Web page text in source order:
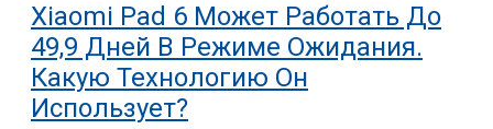
Xiaomi Pad 6 Может Работать До
49,9 Дней В Режиме Ожидания.
Какую Технологию Он
Использует?